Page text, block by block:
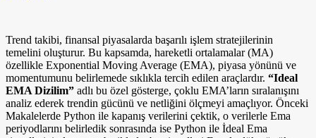
Trend takibi, finansal piyasalarda başarılı işlem stratejilerinin
temelini oluşturur. Bu kapsamda, hareketli ortalamalar (MA)
özellikle Exponential Moving Average (EMA), piyasa yönünü ve
momentumunu belirlemede sıklıkla tercih edilen araçlardır. “Ideal
EMA Dizilim” adlı bu özel gösterge, çoklu EMA’ların sıralanışını
analiz ederek trendin gücünü ve netliğini ölçmeyi amaçlıyor. Önceki
Makalelerde Python ile kapanış verilerini çektik, o verilerle Ema
periyodlarını belirledik sonrasında ise Python ile İdeal Ema